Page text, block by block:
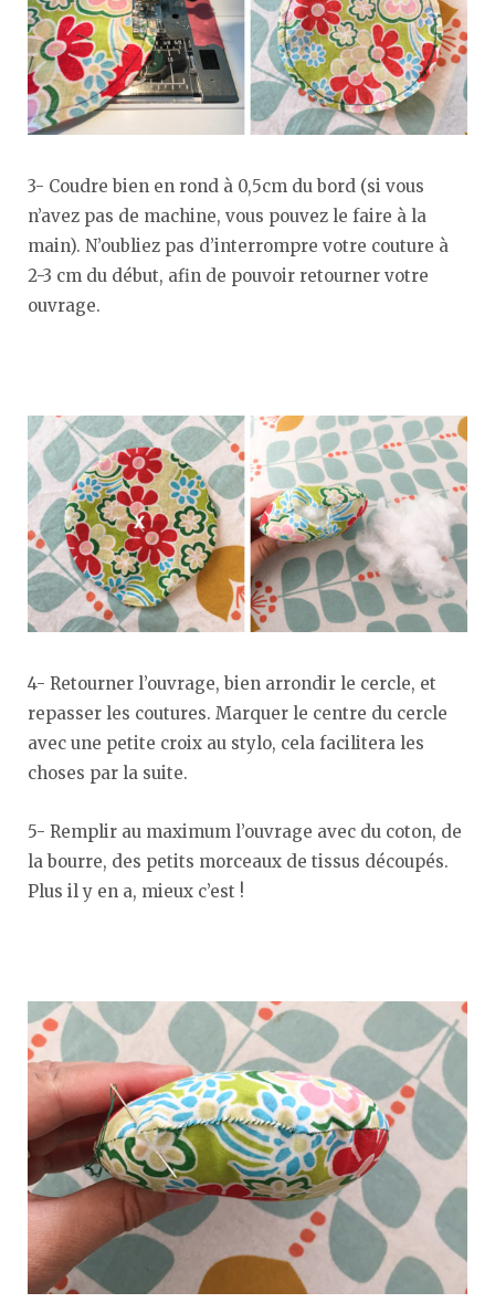
3- Coudre bien en rond à 0,5cm du bord (si vous
n’avez pas de machine, vous pouvez le faire à la
main). N’oubliez pas d’interrompre votre couture à
2-3 cm du début, afin de pouvoir retourner votre
ouvrage.
4- Retourner l’ouvrage, bien arrondir le cercle, et
repasser les coutures. Marquer le centre du cercle
avec une petite croix au stylo, cela facilitera les
choses par la suite.
5- Remplir au maximum l’ouvrage avec du coton, de
la bourre, des petits morceaux de tissus découpés.
Plus il y en a, mieux c’est !